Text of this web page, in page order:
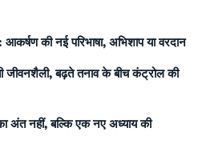
की नई परिभाषा, अभिशाप या वरदान
जीवनशैली, बढ़ते तनाव के बीच कंट्रोल की
अंत नहीं, बल्कि एक नए अध्याय की